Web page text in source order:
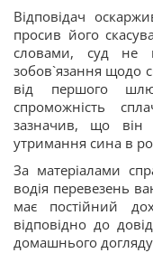
Відповідач
просив його
словами, суд не
зобов`язання щодо
від першого
спроможність
зазначив, що він
утримання сина в
За матеріалами
водія перевезень
має постійний
відповідно до
домашнього